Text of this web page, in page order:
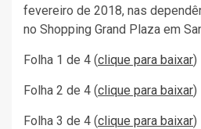
fevereiro de 2018, nas
no Shopping Grand Plaza em
Folha 1 de 4 (clique para baixar)
Folha 2 de 4 (clique para baixar)
Folha 3 de 4 (clique para baixar)